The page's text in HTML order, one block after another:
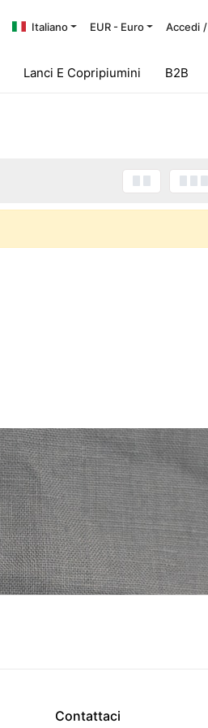
Italiano EUR - Euro Accedi /
Lanci E Copripiumini B2B
Contattaci